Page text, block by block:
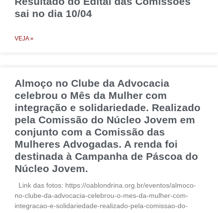
sai no dia 10/04
VEJA »
Almoço no Clube da Advocacia
celebrou o Mês da Mulher com
integração e solidariedade. Realizado
pela Comissão do Núcleo Jovem em
conjunto com a Comissão das
Mulheres Advogadas. A renda foi
destinada à Campanha de Páscoa do
Núcleo Jovem.
Link das fotos: https://oablondrina.org.br/eventos/almoco-
no-clube-da-advocacia-celebrou-o-mes-da-mulher-com-
integracao-e-solidariedade-realizado-pela-comissao-do-